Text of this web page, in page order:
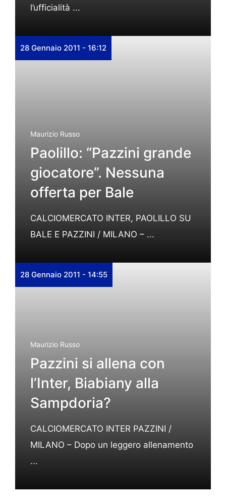
l’ufficialità ...
28 Gennaio 2011 - 16:12
Maurizio Russo
Paolillo: “Pazzini grande
giocatore”. Nessuna
offerta per Bale
CALCIOMERCATO INTER, PAOLILLO SU
BALE E PAZZINI / MILANO – ...
28 Gennaio 2011 - 14:55
Maurizio Russo
Pazzini si allena con
l’Inter, Biabiany alla
Sampdoria?
CALCIOMERCATO INTER PAZZINI /
MILANO – Dopo un leggero allenamento
...